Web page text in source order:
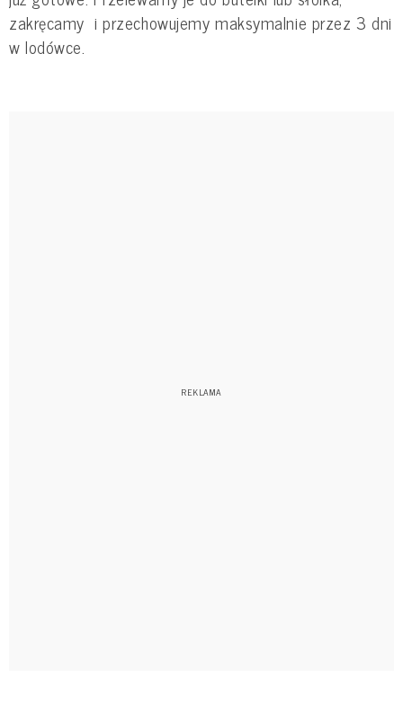
zakręcamy i przechowujemy maksymalnie przez 3 dni
w lodówce.